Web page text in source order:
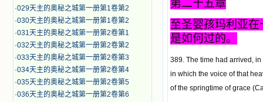
·029天主的奥秘之城第一册第1卷第2
·030天主的奥秘之城第一册第1卷第2
·031天主的奥秘之城第一册第2卷第1
·032天主的奥秘之城第一册第2卷第2
·033天主的奥秘之城第一册第2卷第3
·034天主的奥秘之城第一册第2卷第4
·035天主的奥秘之城第一册第2卷第5
·036天主的奥秘之城第一册第2卷第6
第二十五章
至圣婴孩玛利亚在
是如何过的。
389. The time had arrived,
in which the voice of that
of the springtime of grace